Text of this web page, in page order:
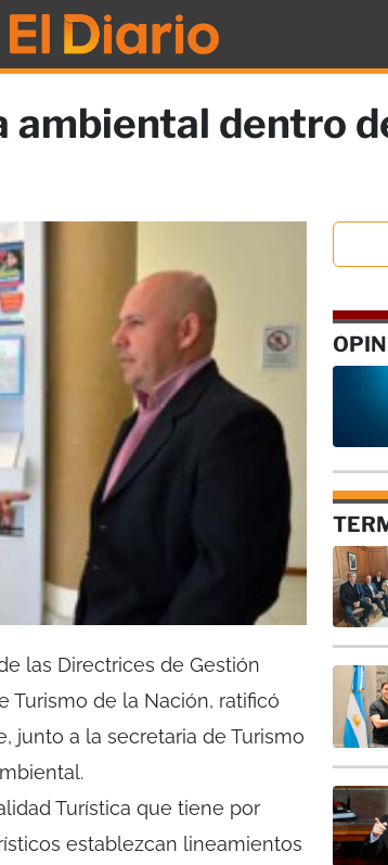
dentro
las Directrices de Gestión
Turismo de la Nación, ratificó
junto a la secretaria de Turismo
Turística que tiene por
establezcan lineamientos